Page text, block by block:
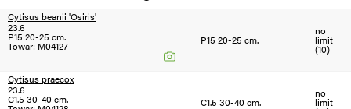
Cytisus beanii 'Osiris'
23.6
P15 20-25 cm.
Towar: M04127 P15 20-25 cm.
no
limit
(10)
Cytisus praecox
23.6
C1.5 30-40 cm. C1.5 30-40 cm.
no
limit